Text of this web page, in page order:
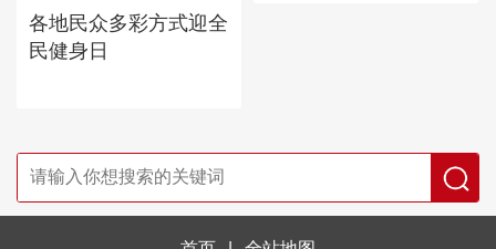
各地民众多彩方式迎全
民健身日